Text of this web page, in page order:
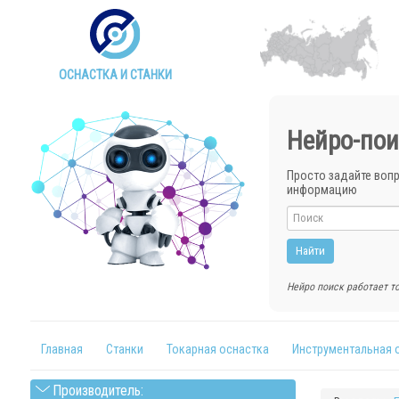
ОСНАСТКА И СТАНКИ
Нейро-
Просто задайте
информацию
Нейро поиск работает
Главная Станки Токарная оснастка Инструментальная
Производитель: